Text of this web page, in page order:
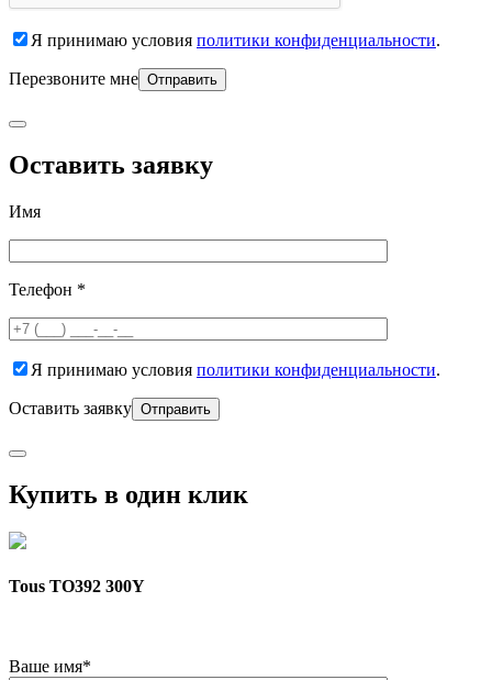
Я принимаю условия политики конфиденциальности.
Перезвоните мне
Оставить заявку
Имя
Телефон *
Я принимаю условия политики конфиденциальности.
Оставить заявку
Купить в один клик
Tous TO392 300Y
Ваше имя*